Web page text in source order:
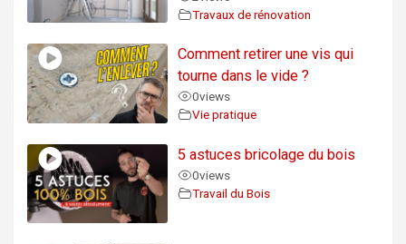
Travaux de rénovation
Comment retirer une vis qui
tourne dans le vide ?
0views
Vie pratique
5 astuces bricolage du bois
0views
Travail du Bois